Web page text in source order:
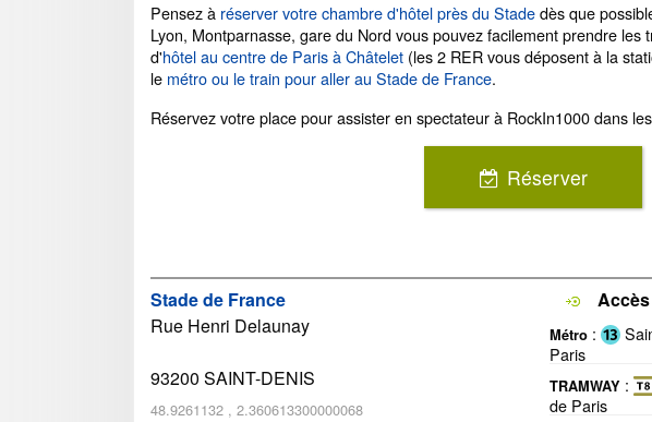
Pensez à réserver votre chambre d'hôtel près du Stadedès que
Lyon, Montparnasse, gare du Nord vous pouvez facilement prendre les
d'hôtel au centre de Paris à Châtelet (les 2 RER vous déposent à la
le métro ou le train pour aller au Stade de France.
Réservez votre place pour assister en spectateur à RockIn1000 dans
Réserver
Stade de France
Rue Henri Delaunay
93200 SAINT-DENIS
48.9261132 , 2.360613300000068
Accès
Métro :
Paris
TRAMWAY :
de Paris